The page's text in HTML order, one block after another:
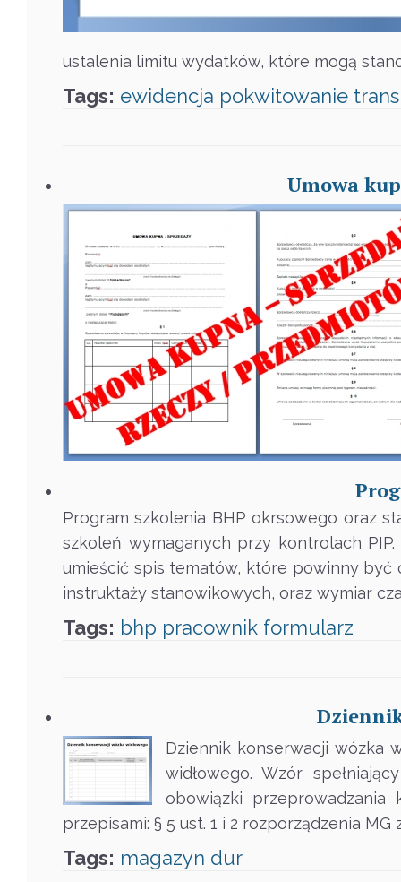
ustalenia limitu wydatków, które mogą
Tags: ewidencja pokwitowanie
Umowa
Program szkolenia BHP okrsowego oraz
szkoleń wymaganych przy kontrolach
umieścić spis tematów, które powinny
instruktaży stanowikowych, oraz wymiar
Tags: bhp pracownik formularz
Dziennik konserwacji wózka
widłowego. Wzór
obowiązki przeprowadzania
przepisami: § 5 ust. 1 i 2 rozporządzenia MG
Tags: magazyn dur